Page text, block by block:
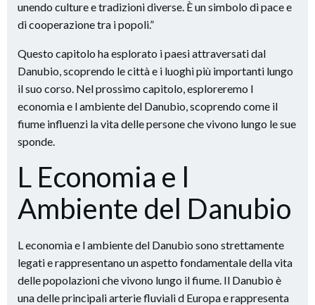
unendo culture e tradizioni diverse. È un simbolo di pace e
di cooperazione tra i popoli.”
Questo capitolo ha esplorato i paesi attraversati dal
Danubio, scoprendo le città e i luoghi più importanti lungo
il suo corso. Nel prossimo capitolo, esploreremo l
economia e l ambiente del Danubio, scoprendo come il
fiume influenzi la vita delle persone che vivono lungo le sue
sponde.
L Economia e l
Ambiente del Danubio
L economia e l ambiente del Danubio sono strettamente
legati e rappresentano un aspetto fondamentale della vita
delle popolazioni che vivono lungo il fiume. Il Danubio è
una delle principali arterie fluviali d Europa e rappresenta